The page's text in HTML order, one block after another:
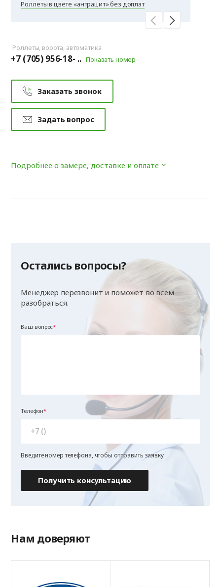
Роллеты в цвете «антрацит» без доплат
Роллеты, ворота, автоматика
+7 (705) 956-18- .. Показать номер
Заказать звонок
Задать вопрос
Подробнее о замере, доставке и оплате
Остались вопросы?
Менеджер перезвонит и поможет во всем
разобраться.
Ваш вопрос
Телефон
Введите номер телефона, чтобы отправить заявку
Получить консультацию
Нам доверяют